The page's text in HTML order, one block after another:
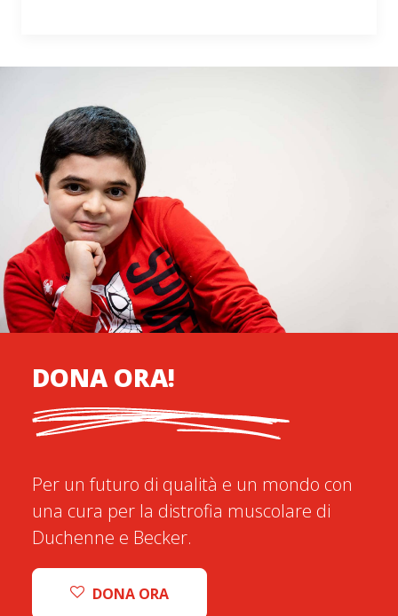
DONA ORA!
Per un futuro di qualità e un mondo con
una cura per la distrofia muscolare di
Duchenne e Becker.
DONA ORA